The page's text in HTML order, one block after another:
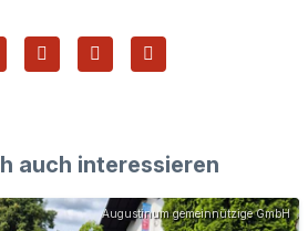
auch interessieren
Augustinum gemeinnützige GmbH